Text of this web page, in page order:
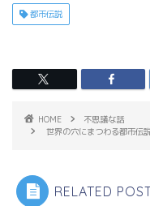
都市伝説
HOME
不思議な話
世界の穴にまつわる都市伝
RELATED